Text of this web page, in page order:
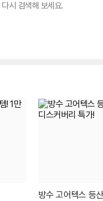
시 검색해 보세요.
방수 고어텍스 등